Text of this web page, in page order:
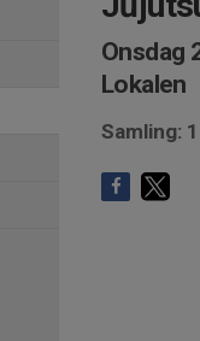
Onsdag
Lokalen
Samling: